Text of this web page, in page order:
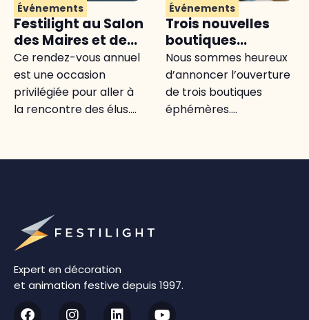
Événements
Festilight au Salon
des Maires et des
Collectivités
Locales 2025 :
l’univers magique
de la lumière au
Ce rendez-vous annuel
est une occasion
privilégiée pour aller à
la rencontre des élus....
Événements
Trois nouvelles
boutiques
éphémères vont
ouvrir pour un
hiver féérique
Nous sommes heureux
d’annoncer l’ouverture
de trois boutiques
éphémères....
Expert en décoration
et animation festive depuis 1997.